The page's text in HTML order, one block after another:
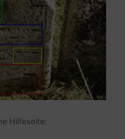
Hilfeseite: